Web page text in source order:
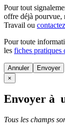
Pour tout
offre déjà pourvue,
Travail ou
Pour toute
les fiches pratiques
Annuler
×
Envoyer à
Tous les champs